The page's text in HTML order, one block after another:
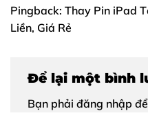
Pingback: Thay Pin iPad
Liền, Giá Rẻ
Để lại một bình
Bạn phải đăng nhập